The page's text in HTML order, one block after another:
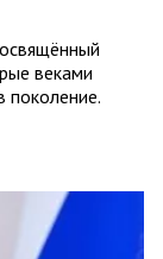
веками
поколение.